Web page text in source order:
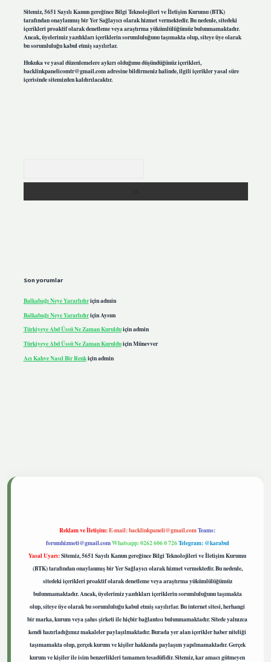
Sitemiz, 5651 Sayılı Kanun gereğince Bilgi Teknolojileri ve İletişim Kurumu (BTK)
tarafından onaylanmış bir Yer Sağlayıcı olarak hizmet vermektedir. Bu nedenle, sitedeki
içerikleri proaktif olarak denetleme veya araştırma yükümlülüğümüz bulunmamaktadır.
Ancak, üyelerimiz yazdıkları içeriklerin sorumluluğunu taşımakta olup, siteye üye olarak
bu sorumluluğu kabul etmiş sayılırlar.
Hukuka ve yasal düzenlemelere aykırı olduğunu düşündüğünüz içerikleri,
backlinkpanelicomtr@gmail.comadresine bildirmeniz halinde, ilgili içerikler yasal süre
içerisinde sitemizden kaldırılacaktır.
Son yorumlar
Balkabağı Neye Yararlıdıriçinadmin
Balkabağı Neye Yararlıdıriçin Aysun
Türkiyeye Abd Üssü Ne Zaman Kurulduiçinadmin
Türkiyeye Abd Üssü Ne Zaman KurulduiçinMünevver
Acı Kahve Nasıl Bir Renkiçinadmin
Reklam ve İletişim:E-mail:backlinkpaneli@gmail.comTeams:
forumhizmeti@gmail.comWhatsapp: 0262 606 0 726Telegram: @karabul
Yasal Uyarı:Sitemiz, 5651 Sayılı Kanun gereğince Bilgi Teknolojileri ve İletişim Kurumu
(BTK) tarafından onaylanmış bir Yer Sağlayıcı olarak hizmet vermektedir. Bu nedenle,
sitedeki içerikleri proaktif olarak denetleme veya araştırma yükümlülüğümüz
bulunmamaktadır. Ancak, üyelerimiz yazdıkları içeriklerin sorumluluğunu taşımakta
olup, siteye üye olarak bu sorumluluğu kabul etmiş sayılırlar. Bu internet sitesi, herhangi
bir marka, kurum veya şahıs şirketi ile hiçbir bağlantısı bulunmamaktadır. Sitede yalnızca
kendi hazırladığımız makaleler paylaşılmaktadır. Burada yer alan içerikler haber niteliği
taşımamakta olup, gerçek kurum ve kişiler hakkında paylaşım yapılmamaktadır. Gerçek
kurum ve kişiler ile isim benzerlikleri tamamen tesadüfidir. Sitemiz, kar amacı gütmeyen